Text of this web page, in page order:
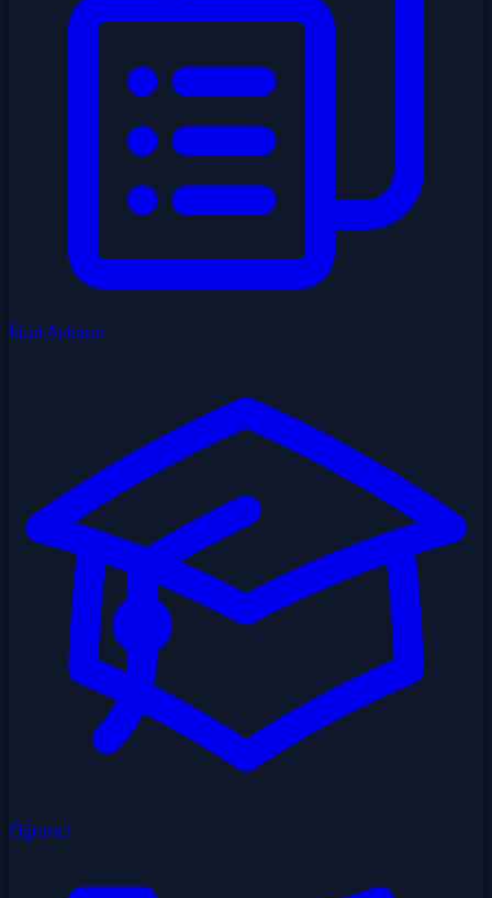
İdari Asistan
Öğrenci